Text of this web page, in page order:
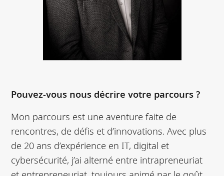
Pouvez-vous nous décrire votre parcours ?
Mon parcours est une aventure faite de
rencontres, de défis et d’innovations. Avec plus
de 20 ans d’expérience en IT, digital et
cybersécurité, j’ai alterné entre intrapreneuriat